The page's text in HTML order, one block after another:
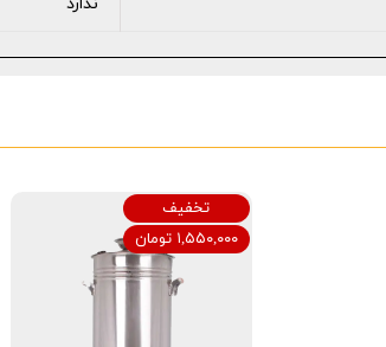
تخفیف
۱,۵۵۰,۰۰۰ تومان